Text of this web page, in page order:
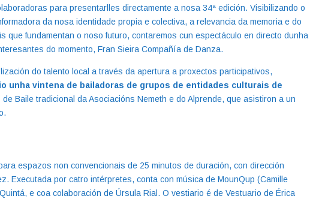
para presentarlles directamente a nosa 34ª edición. Visibilizando o
da nosa identidade propia e colectiva, a relevancia da memoria e do
que fundamentan o noso futuro, contaremos cun espectáculo en directo dunha
do momento, Fran Sieira Compañía de Danza.
do talento local a través da apertura a proxectos participativos,
unha vintena de bailadoras de grupos de entidades culturais de
Baile tradicional da Asociacións Nemeth e do Alprende, que asistiron a un
espazos non convencionais de 25 minutos de duración, con dirección
Executada por catro intérpretes, conta con música de MounQup (Camille
e coa colaboración de Úrsula Rial. O vestiario é de Vestuario de Érica